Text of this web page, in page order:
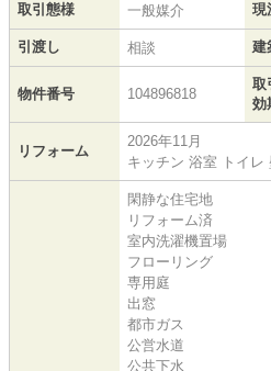
取引態様 一般媒介 現
引渡し 相談 建
物件番号 104896818
取
効
リフォーム
2026年11月
キッチン 浴室 トイ
閑静な住宅地
リフォーム済
室内洗濯機置場
フローリング
専用庭
出窓
都市ガス
公営水道
公共下水